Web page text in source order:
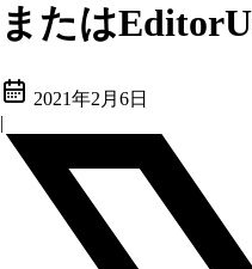
または
2021年2月6日
|